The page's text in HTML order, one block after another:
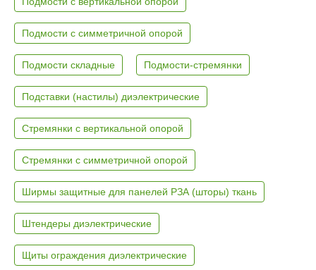
Подмости с симметричной опорой
Подмости складные Подмости-стремянки
Подставки (настилы) диэлектрические
Стремянки с вертикальной опорой
Стремянки с симметричной опорой
Ширмы защитные для панелей РЗА (шторы) ткань
Штендеры диэлектрические
Щиты ограждения диэлектрические